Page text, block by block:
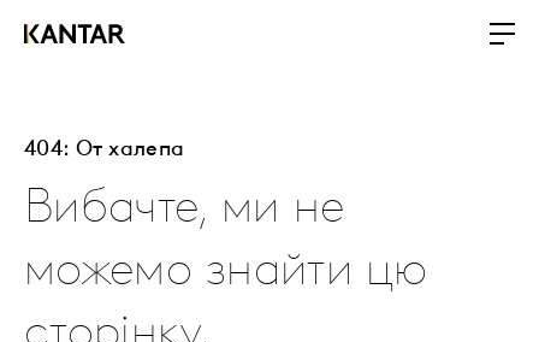
404: От халепа
Вибачте, ми не
можемо знайти цю